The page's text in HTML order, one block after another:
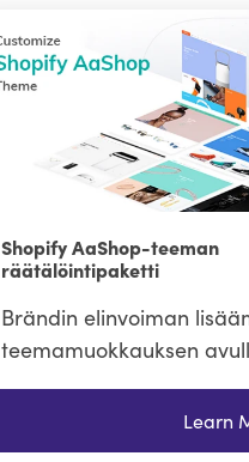
Shopify AaShop-teeman
räätälöintipaketti
Brändin elinvoiman
teemamuokkauksen
Learn